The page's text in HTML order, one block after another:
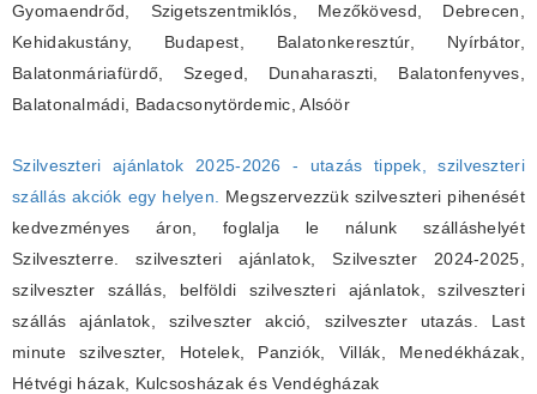
Gyomaendrőd, Szigetszentmiklós, Mezőkövesd, Debrecen,
Kehidakustány, Budapest, Balatonkeresztúr, Nyírbátor,
Balatonmáriafürdő, Szeged, Dunaharaszti, Balatonfenyves,
Balatonalmádi, Badacsonytördemic, Alsóör
Szilveszteri ajánlatok 2025-2026 - utazás tippek, szilveszteri
szállás akciók egy helyen.
Megszervezzük szilveszteri pihenését
kedvezményes áron, foglalja le nálunk szálláshelyét
Szilveszterre. szilveszteri ajánlatok, Szilveszter 2024-2025,
szilveszter szállás, belföldi szilveszteri ajánlatok, szilveszteri
szállás ajánlatok, szilveszter akció, szilveszter utazás. Last
minute szilveszter, Hotelek, Panziók, Villák, Menedékházak,
Hétvégi házak, Kulcsosházak és Vendégházak